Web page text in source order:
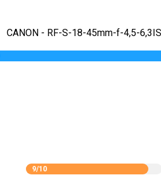
CANON - RF-S-18-45mm-f-4,5-
9/10